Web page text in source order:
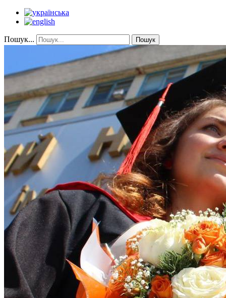
Пошук... Пошук